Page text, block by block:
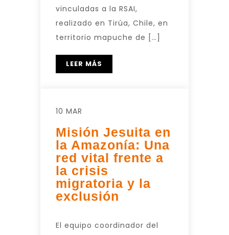
vinculadas a la RSAI,
realizado en Tirúa, Chile, en
territorio mapuche de […]
LEER MÁS
10 MAR
Misión Jesuita en
la Amazonía: Una
red vital frente a
la crisis
migratoria y la
exclusión
El equipo coordinador del